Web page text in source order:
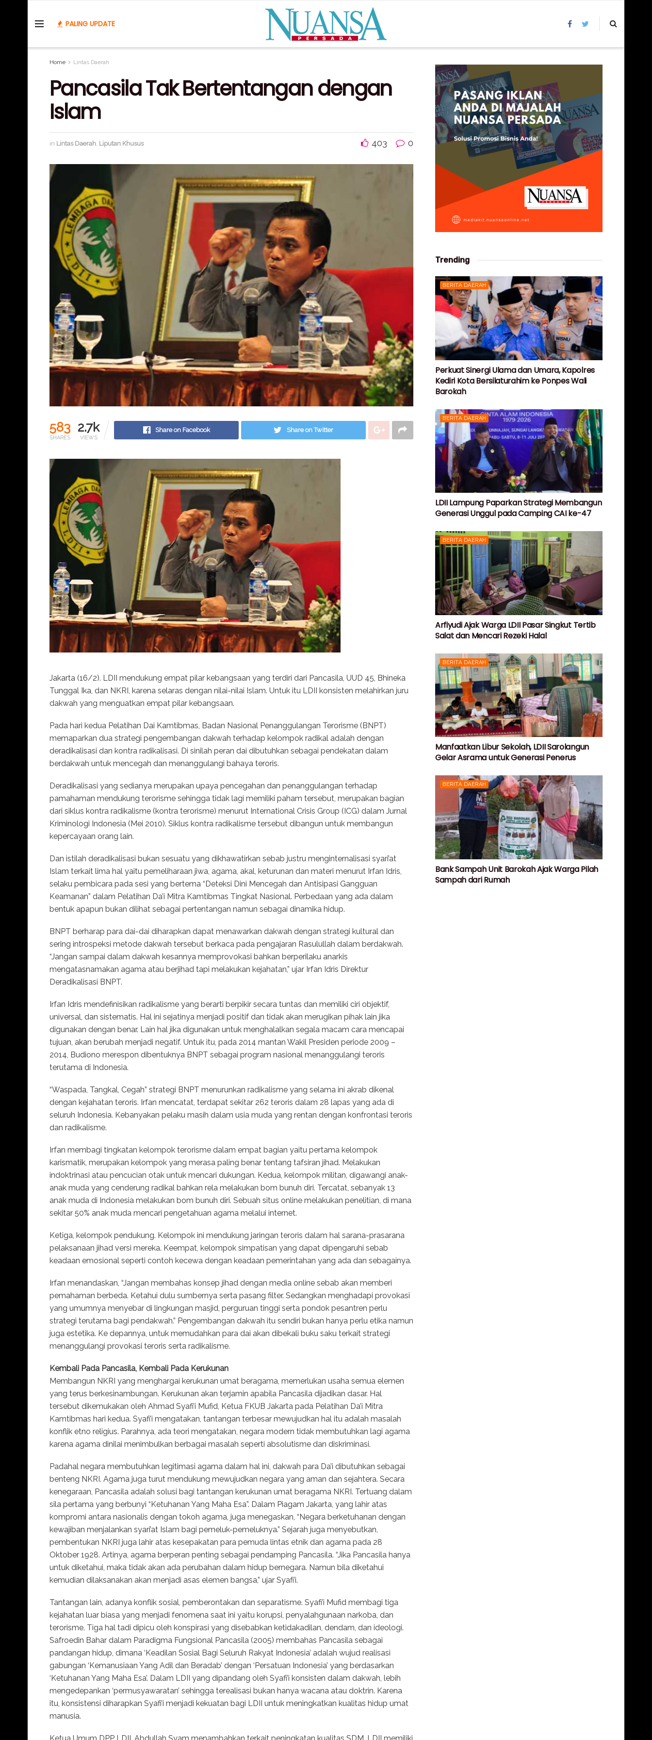
PALING UPDATE
Home Lintas Daerah
Pancasila Tak Bertentangan dengan
Islam
in Lintas Daerah Liputan Khusus 403 0
583
SHARES
2.7k
VIEWS
Share on Facebook Share on Twitter
Jakarta (16/2). LDII mendukung empat pilar kebangsaan yang terdiri dari Pancasila, UUD 45, Bhineka
Tunggal Ika, dan NKRI, karena selaras dengan nilai-nilai Islam. Untuk itu LDII konsisten melahirkan juru
dakwah yang menguatkan empat pilar kebangsaan.
Pada hari kedua Pelatihan Dai Kamtibmas, Badan Nasional Penanggulangan Terorisme (BNPT)
memaparkan dua strategi pengembangan dakwah terhadap kelompok radikal adalah dengan
deradikalisasi dan kontra radikalisasi. Di sinilah peran dai dibutuhkan sebagai pendekatan dalam
berdakwah untuk mencegah dan menanggulangi bahaya teroris.
Deradikalisasi yang sedianya merupakan upaya pencegahan dan penanggulangan terhadap
pamahaman mendukung terorisme sehingga tidak lagi memiliki paham tersebut, merupakan bagian
dari siklus kontra radikalisme (kontra terorisme) menurut International Crisis Group (ICG) dalam Jurnal
Kriminologi Indonesia (Mei 2010). Siklus kontra radikalisme tersebut dibangun untuk membangun
kepercayaan orang lain.
Dan istilah deradikalisasi bukan sesuatu yang dikhawatirkan sebab justru menginternalisasi syari’at
Islam terkait lima hal yaitu pemeliharaan jiwa, agama, akal, keturunan dan materi menurut Irfan Idris,
selaku pembicara pada sesi yang bertema “Deteksi Dini Mencegah dan Antisipasi Gangguan
Keamanan” dalam Pelatihan Da’i Mitra Kamtibmas Tingkat Nasional. Perbedaan yang ada dalam
bentuk apapun bukan dilihat sebagai pertentangan namun sebagai dinamika hidup.
BNPT berharap para dai-dai diharapkan dapat menawarkan dakwah dengan strategi kultural dan
sering introspeksi metode dakwah tersebut berkaca pada pengajaran Rasulullah dalam berdakwah.
“Jangan sampai dalam dakwah kesannya memprovokasi bahkan berperilaku anarkis
mengatasnamakan agama atau berjihad tapi melakukan kejahatan,” ujar Irfan Idris Direktur
Deradikalisasi BNPT.
Irfan Idris mendefinisikan radikalisme yang berarti berpikir secara tuntas dan memiliki ciri objektif,
universal, dan sistematis. Hal ini sejatinya menjadi positif dan tidak akan merugikan pihak lain jika
digunakan dengan benar. Lain hal jika digunakan untuk menghalalkan segala macam cara mencapai
tujuan, akan berubah menjadi negatif. Untuk itu, pada 2014 mantan Wakil Presiden periode 2009 –
2014, Budiono merespon dibentuknya BNPT sebagai program nasional menanggulangi teroris
terutama di Indonesia.
“Waspada, Tangkal, Cegah” strategi BNPT menurunkan radikalisme yang selama ini akrab dikenal
dengan kejahatan teroris. Irfan mencatat, terdapat sekitar 262 teroris dalam 28 lapas yang ada di
seluruh Indonesia. Kebanyakan pelaku masih dalam usia muda yang rentan dengan konfrontasi teroris
dan radikalisme.
Irfan membagi tingkatan kelompok terorisme dalam empat bagian yaitu pertama kelompok
karismatik, merupakan kelompok yang merasa paling benar tentang tafsiran jihad. Melakukan
indoktrinasi atau pencucian otak untuk mencari dukungan. Kedua, kelompok militan, digawangi anak-
anak muda yang cenderung radikal bahkan rela melakukan bom bunuh diri. Tercatat, sebanyak 13
anak muda di Indonesia melakukan bom bunuh diri. Sebuah situs online melakukan penelitian, di mana
sekitar 50% anak muda mencari pengetahuan agama melalui internet.
Ketiga, kelompok pendukung. Kelompok ini mendukung jaringan teroris dalam hal sarana-prasarana
pelaksanaan jihad versi mereka. Keempat, kelompok simpatisan yang dapat dipengaruhi sebab
keadaan emosional seperti contoh kecewa dengan keadaan pemerintahan yang ada dan sebagainya.
Irfan menandaskan, “Jangan membahas konsep jihad dengan media online sebab akan memberi
pemahaman berbeda. Ketahui dulu sumbernya serta pasang filter. Sedangkan menghadapi provokasi
yang umumnya menyebar di lingkungan masjid, perguruan tinggi serta pondok pesantren perlu
strategi terutama bagi pendakwah.” Pengembangan dakwah itu sendiri bukan hanya perlu etika namun
juga estetika. Ke depannya, untuk memudahkan para dai akan dibekali buku saku terkait strategi
menanggulangi provokasi teroris serta radikalisme.
Kembali Pada Pancasila, Kembali Pada Kerukunan
Membangun NKRI yang menghargai kerukunan umat beragama, memerlukan usaha semua elemen
yang terus berkesinambungan. Kerukunan akan terjamin apabila Pancasila dijadikan dasar. Hal
tersebut dikemukakan oleh Ahmad Syafi’i Mufid, Ketua FKUB Jakarta pada Pelatihan Da’i Mitra
Kamtibmas hari kedua. Syafi’i mengatakan, tantangan terbesar mewujudkan hal itu adalah masalah
konflik etno religius. Parahnya, ada teori mengatakan, negara modern tidak membutuhkan lagi agama
karena agama dinilai menimbulkan berbagai masalah seperti absolutisme dan diskriminasi.
Padahal negara membutuhkan legitimasi agama dalam hal ini, dakwah para Da’i dibutuhkan sebagai
benteng NKRI. Agama juga turut mendukung mewujudkan negara yang aman dan sejahtera. Secara
kenegaraan, Pancasila adalah solusi bagi tantangan kerukunan umat beragama NKRI. Tertuang dalam
sila pertama yang berbunyi “Ketuhanan Yang Maha Esa”. Dalam Piagam Jakarta, yang lahir atas
kompromi antara nasionalis dengan tokoh agama, juga menegaskan, “Negara berketuhanan dengan
kewajiban menjalankan syari’at Islam bagi pemeluk-pemeluknya.” Sejarah juga menyebutkan,
pembentukan NKRI juga lahir atas kesepakatan para pemuda lintas etnik dan agama pada 28
Oktober 1928. Artinya, agama berperan penting sebagai pendamping Pancasila. “Jika Pancasila hanya
untuk diketahui, maka tidak akan ada perubahan dalam hidup bernegara. Namun bila diketahui
kemudian dilaksanakan akan menjadi asas elemen bangsa,” ujar Syafi’i.
Tantangan lain, adanya konflik sosial, pemberontakan dan separatisme. Syafi’i Mufid membagi tiga
kejahatan luar biasa yang menjadi fenomena saat ini yaitu korupsi, penyalahgunaan narkoba, dan
terorisme. Tiga hal tadi dipicu oleh konspirasi yang disebabkan ketidakadilan, dendam, dan ideologi.
Safroedin Bahar dalam Paradigma Fungsional Pancasila (2005) membahas Pancasila sebagai
pandangan hidup, dimana ‘Keadilan Sosial Bagi Seluruh Rakyat Indonesia’ adalah wujud realisasi
gabungan ‘Kemanusiaan Yang Adil dan Beradab’ dengan ‘Persatuan Indonesia’ yang berdasarkan
‘Ketuhanan Yang Maha Esa’. Dalam LDII yang dipandang oleh Syafi’i konsisten dalam dakwah, lebih
mengedepankan ‘permusyawaratan’ sehingga terealisasi bukan hanya wacana atau doktrin. Karena
itu, konsistensi diharapkan Syafi’i menjadi kekuatan bagi LDII untuk meningkatkan kualitas hidup umat
manusia.
Ketua Umum DPP LDII, Abdullah Syam menambahkan terkait peningkatan kualitas SDM, LDII memiliki
Trending
BERITA DAERAH
Perkuat Sinergi Ulama dan Umara, Kapolres
Kediri Kota Bersilaturahim ke Ponpes Wali
Barokah
BERITA DAERAH
LDII Lampung Paparkan Strategi Membangun
Generasi Unggul pada Camping CAI ke-47
BERITA DAERAH
Arfiyudi Ajak Warga LDII Pasar Singkut Tertib
Salat dan Mencari Rezeki Halal
BERITA DAERAH
Manfaatkan Libur Sekolah, LDII Sarolangun
Gelar Asrama untuk Generasi Penerus
BERITA DAERAH
Bank Sampah Unit Barokah Ajak Warga Pilah
Sampah dari Rumah